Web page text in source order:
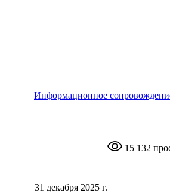
|Информационное
31 декабря 2025 г.
15 132